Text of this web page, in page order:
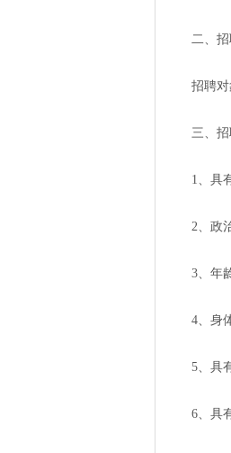
二、招
招聘对
三、招
1、具
2、政
3、年
4、身
5、具
6、具